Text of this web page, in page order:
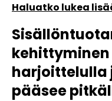
Haluatko lukea
harjoittelulla
pääsee